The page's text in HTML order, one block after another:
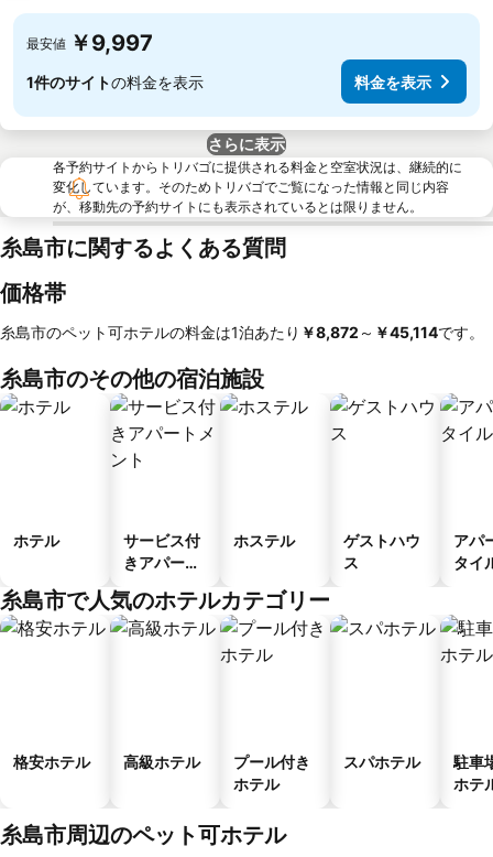
最安値 ￥9,997
1件のサイトの料金を表示 料金を表示
さらに表示
各予約サイトからトリバゴに提供される料金と空室状況は、継続的に
変化しています。そのためトリバゴでご覧になった情報と同じ内容
が、移動先の予約サイトにも表示されているとは限りません。
糸島市に関するよくある質問
価格帯
糸島市のペット可ホテルの料金は1泊あたり ‎￥8,872 ～ ‎￥45,114です。
糸島市のその他の宿泊施設
ホテル
サービス付
きアパート
ホステル
ゲストハウ
ス
アパ
タイ
糸島市で人気のホテルカテゴリー
格安ホテル 高級ホテル
プール付き
ホテル
スパホテル
駐車
ホテ
糸島市周辺のペット可ホテル